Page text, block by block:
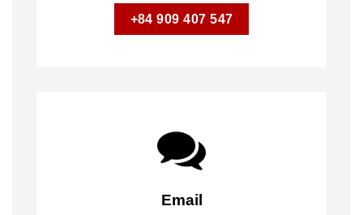
+84 909 407 547
Email